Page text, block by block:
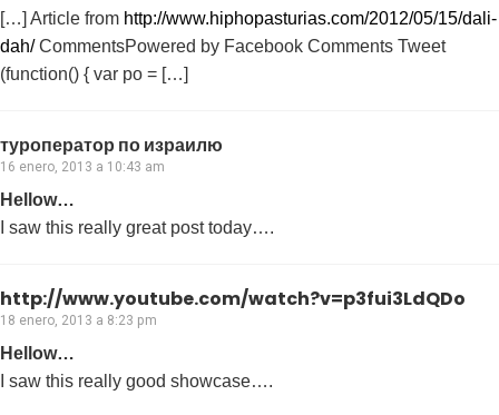
[…] Article from http://www.hiphopasturias.com/2012/05/15/dali-
dah/CommentsPowered by Facebook Comments Tweet
(function() { var po = […]
туроператор по израилю
16 enero, 2013 a 10:43 am
Hellow…
I saw this really great post today….
http://www.youtube.com/watch?v=p3fui3LdQDo
18 enero, 2013 a 8:23 pm
Hellow…
I saw this really good showcase….